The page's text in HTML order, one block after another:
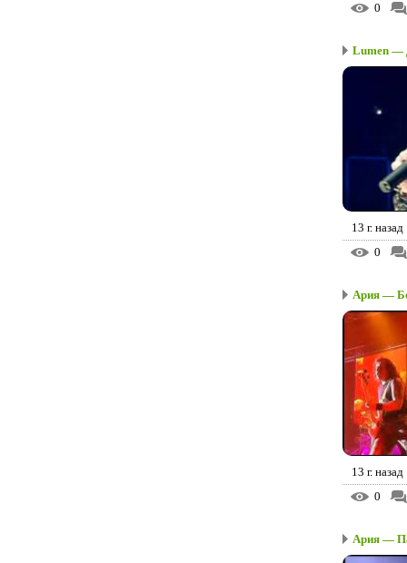
0
Lumen —
13 г. назад
0
Ария —
13 г. назад
0
Ария —